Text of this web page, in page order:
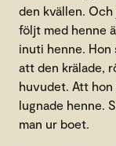
den kvällen. Och
följt med henne
inuti henne. Hon
att den krälade,
huvudet. Att hon
lugnade henne.
man ur boet.